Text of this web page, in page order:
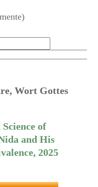
Wort Gottes
of
and His
2025